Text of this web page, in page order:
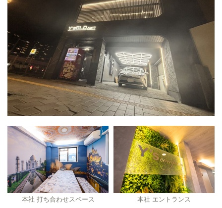
本社 打ち合わせスペース 本社 エントランス